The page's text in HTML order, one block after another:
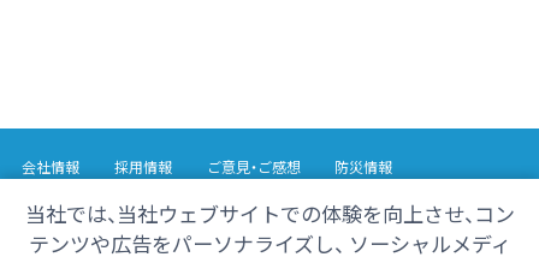
当社では、当社ウェブサイトでの体験を向上させ、コン
テンツや広告をパーソナライズし、 ソーシャルメディ
会社情報 採用情報 ご意見・ご感想
防災情報